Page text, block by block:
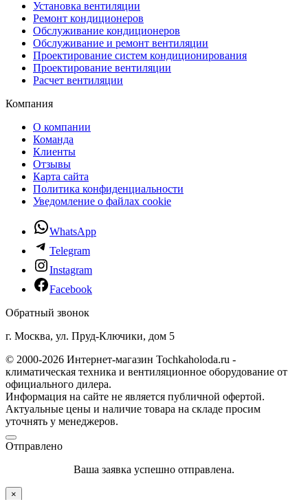
Установка вентиляции
Ремонт кондиционеров
Обслуживание кондиционеров
Обслуживание и ремонт вентиляции
Проектирование систем кондиционирования
Проектирование вентиляции
Расчет вентиляции
Компания
О компании
Команда
Клиенты
Отзывы
Карта сайта
Политика конфиденциальности
Уведомление о файлах cookie
WhatsApp
Telegram
Instagram
Facebook
Обратный звонок
г. Москва, ул. Пруд-Ключики, дом 5
© 2000-2026 Интернет-магазин Tochkaholoda.ru -
климатическая техника и вентиляционное оборудование от
официального дилера.
Информация на сайте не является публичной офертой.
Актуальные цены и наличие товара на складе просим
уточнять у менеджеров.
Отправлено
Ваша заявка успешно отправлена.
×